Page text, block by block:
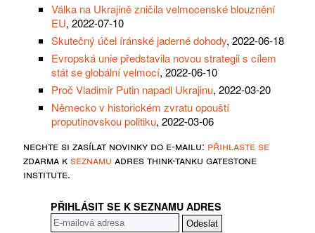
Válka na Ukrajině zničila velmocenské blouznění
EU, 2022-07-10
Skutečný účel íránské jaderné dohody, 2022-06-18
Evropská unie představila novou strategii s cílem
stát se globální velmocí, 2022-06-10
Proč Vladimir Putin napadl Ukrajinu, 2022-03-20
Německo v historickém zvratu opouští
proputinovskou politiku, 2022-03-06
nechte si zasílat novinky do e-mailu: přihlaste se
zdarma kseznamu adres think-tanku gatestone
institute.
PŘIHLÁSIT SE K SEZNAMU ADRES